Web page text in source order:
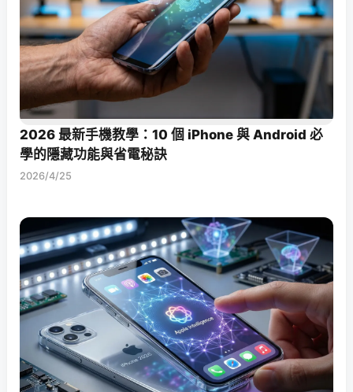
2026 最新手機教學：10 個 iPhone 與 Android 必
學的隱藏功能與省電秘訣
2026/4/25